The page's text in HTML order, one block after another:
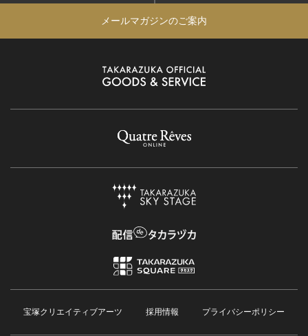
メールマガジンのご案内
宝塚クリエイティブアーツ 採用情報 プライバシーポリシー